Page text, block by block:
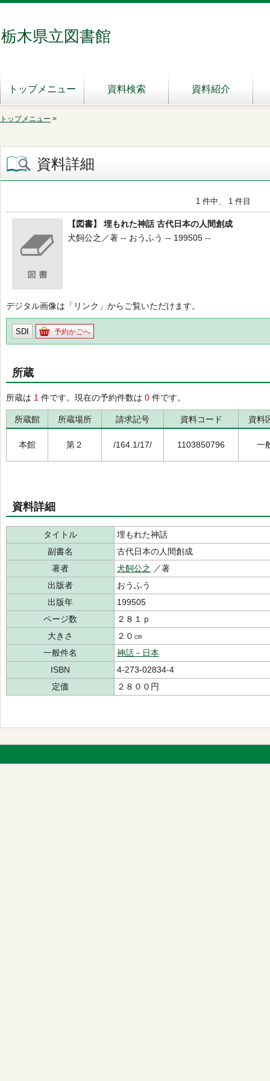
栃木県立図書館
トップメニュー 資料検索 資料紹介
トップメニュー >
資料詳細
1 件中、 1 件目
【図書】 埋もれた神話 古代日本の人間創成
犬飼公之／著 -- おうふう -- 199505 --
デジタル画像は「リンク」からご覧いただけます。
SDI 予約かごへ
所蔵
所蔵は 1 件です。現在の予約件数は 0 件です。
所蔵館 所蔵場所 請求記号 資料コード 資料
本館 第２ /164.1/17/ 1103850796 一
資料詳細
タイトル
埋もれた神話
副書名
古代日本の人間創成
著者
犬飼公之 ／著
出版者
おうふう
出版年
199505
ページ数
２８１ｐ
大きさ
２０㎝
一般件名
神話－日本
ISBN
4-273-02834-4
定価
２８００円